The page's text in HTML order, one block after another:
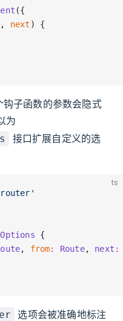
({
, next ) {
子函数的参数会隐式
为
接口扩展自定义的选
ts
{
, from: Route, next :
选项会被准确地标注